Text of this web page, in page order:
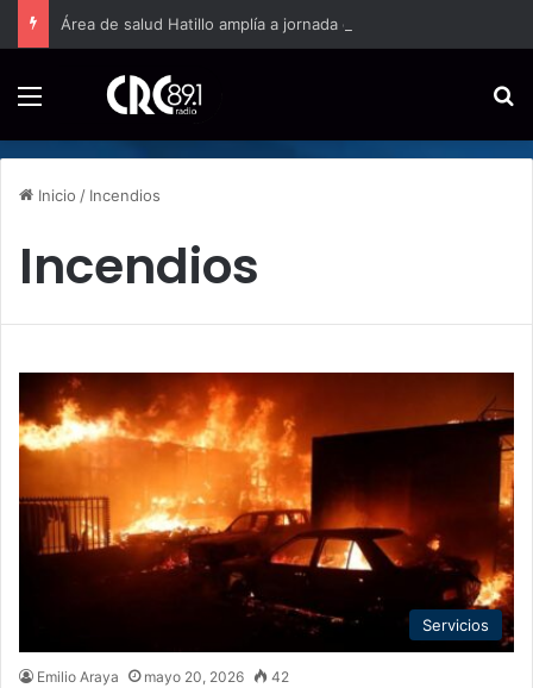
Inicio / Incendios
Incendios
Servicios
Emilio Araya mayo 20, 2026 42